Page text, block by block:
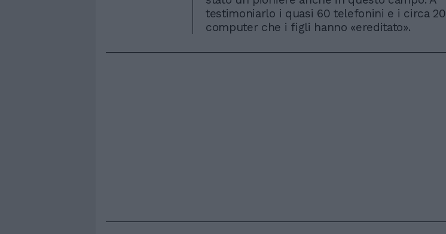
testimoniarlo i quasi 60 telefonini e i circa 20
computer che i figli hanno «ereditato».